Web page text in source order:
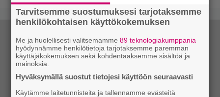
Tarvitsemme suostumuksesi tarjotaksemme
henkilökohtaisen käyttökokemuksen
Me ja huolellisesti valitsemamme89 teknologiakumppania
hyödynnämme henkilötietoja tarjotaksemme paremman
käyttäjäkokemuksen sekä kohdentaaksemme sisältöä ja
mainoksia.
Hyväksymällä suostut tietojesi käyttöön seuraavasti
Käytämme laitetunnisteita ja tallennamme evästeitä